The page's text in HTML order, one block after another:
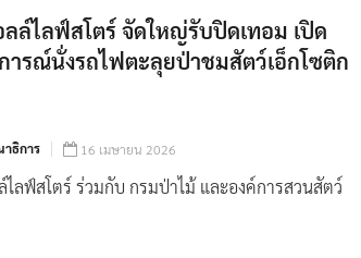
ลล์ไลฟ์สโตร์ จัดใหญ่รับปิดเทอม เปิด
ารณ์นั่งรถไฟตะลุยป่าชมสัตว์เอ็กโซติก
ธิการ 16 เมษายน 2026
ไลฟ์สโตร์ ร่วมกับ กรมป่าไม้ และองค์การสวนสัตว์